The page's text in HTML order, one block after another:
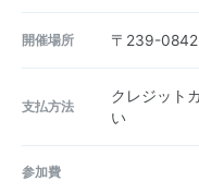
開催場所 〒239-0842
支払方法
クレジット
い
参加費